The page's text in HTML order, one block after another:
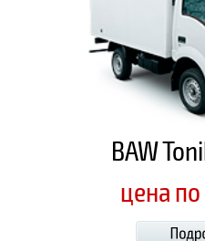
BAW
цена